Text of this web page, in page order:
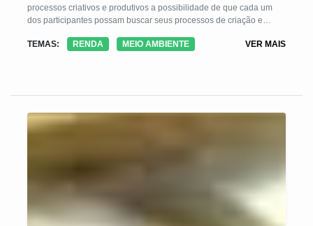
processos criativos e produtivos a possibilidade de que cada um
dos participantes possam buscar seus processos de criação e
coletiva de projetos de produtos e processos produtivos; de outro
amparada pelo Indice de Felicidade Bruta, como indice qualitativo
TEMAS: RENDA MEIO AMBIENTE VER MAIS